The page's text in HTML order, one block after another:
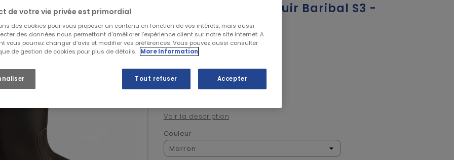
Botte de sécurité cuir Baribal S3 -
SECURITOP
79,19 €
BOTTE BARIBAL INOX S3 CI BR
Voir la description
Couleur
de votre vie privée est primordial
des cookies pour vous proposer un contenu en fonction de vos intérêts, mais aussi
des données nous permettant d’améliorer l’expérience client sur notre site internet. A
vous pourrez changer d’avis et modifier vos préférences. Vous pouvez aussi consulter
de gestion de cookies pour plus de détails. More Information
Tout refuser Accepter